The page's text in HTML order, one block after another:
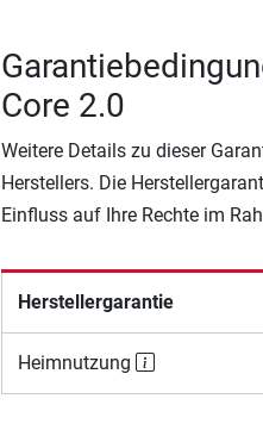
Core 2.0
Weitere Details zu dieser
Herstellers. Die
Einfluss auf Ihre Rechte im
Herstellergarantie
Heimnutzung